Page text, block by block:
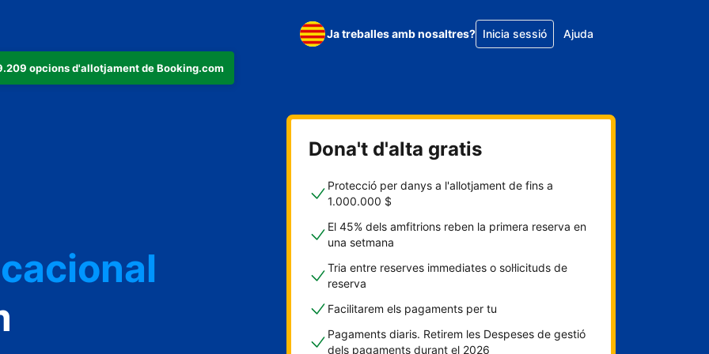
opcions d'allotjament de Booking.com
Ja treballes amb nosaltres? Inicia sessió Ajuda
Dona't d'alta gratis
Protecció per danys a l'allotjament de fins a
1.000.000 $
El 45% dels amfitrions reben la primera reserva en
una setmana
Tria entre reserves immediates o sol·licituds de
reserva
Facilitarem els pagaments per tu
Pagaments diaris. Retirem les Despeses de gestió
dels pagaments durant el 2026